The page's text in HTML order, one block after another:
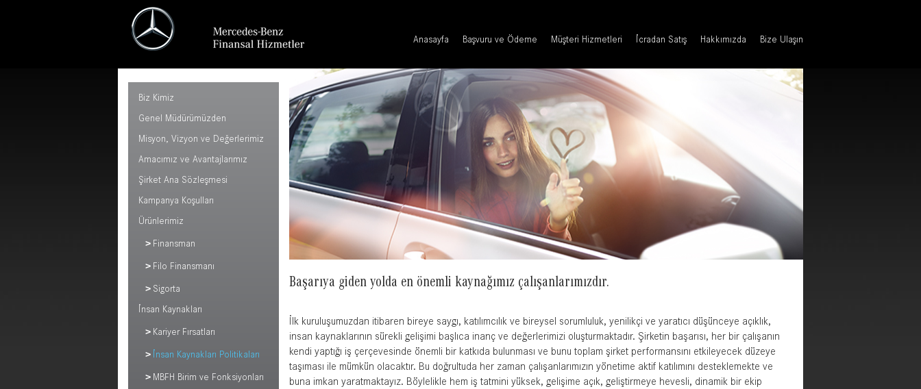
Anasayfa Başvuru ve Ödeme Müşteri Hizmetleri İcradan Satış Hakkımızda Bize Ulaşın
Biz Kimiz
Genel Müdürümüzden
Misyon, Vizyon ve Değerlerimiz
Amacımız ve Avantajlarımız
Şirket Ana Sözleşmesi
Kampanya Koşulları
Ürünlerimiz
Finansman
Filo Finansmanı
Sigorta
İnsan Kaynakları
Kariyer Fırsatları
İnsan Kaynakları Politikaları
MBFH Birim ve Fonksiyonları
Başarıya giden yolda en önemli kaynağımız çalışanlarımızdır.
İlk kuruluşumuzdan itibaren bireye saygı, katılımcılık ve bireysel sorumluluk, yenilikçi ve yaratıcı düşünceye açıklık,
insan kaynaklarının sürekli gelişimi başlıca inanç ve değerlerimizi oluşturmaktadır. Şirketin başarısı, her bir çalışanın
kendi yaptığı iş çerçevesinde önemli bir katkıda bulunması ve bunu toplam şirket performansını etkileyecek düzeye
taşıması ile mümkün olacaktır. Bu doğrultuda her zaman çalışanlarımızın yönetime aktif katılımını desteklemekte ve
buna imkan yaratmaktayız. Böylelikle hem iş tatmini yüksek, gelişime açık, geliştirmeye hevesli, dinamik bir ekip